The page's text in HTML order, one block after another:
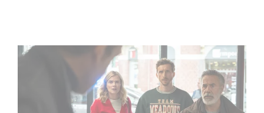
Une nouvelle comédie avec Baptiste Lecaplain et José
Garcia en 2027 !